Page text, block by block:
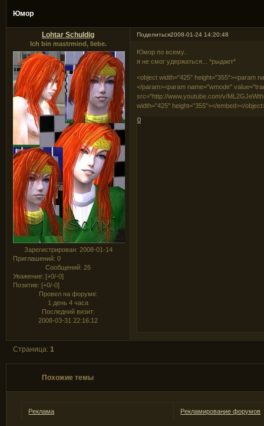
Юмор
Поделиться2008-01-24 14:20:48
Lohtar Schuldig
Ich bin mastrmind, liebe.
Зарегистрирован: 2008-01-14
Приглашений: 0
Сообщений: 26
Уважение: [+0/-0]
Позитив: [+0/-0]
Провел на форуме:
1 день 4 часа
Последний визит:
2008-03-31 22:16:12
Юмор по всему..
я не смог удержаться... *рыдает*
<object width="425" height="355"><param
</param><param name="wmode"
src="http://www.youtube.com/v/
width="425" height="355"></embed></
0
Страница: 1
Похожие темы
Реклама Рекламирование форумов